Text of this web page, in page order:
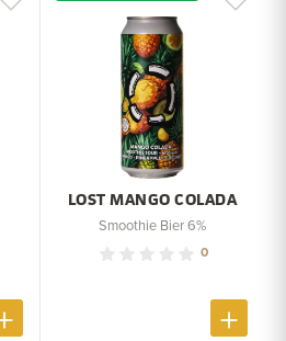
LOST MANGO COLADA
Smoothie Bier 6%
0